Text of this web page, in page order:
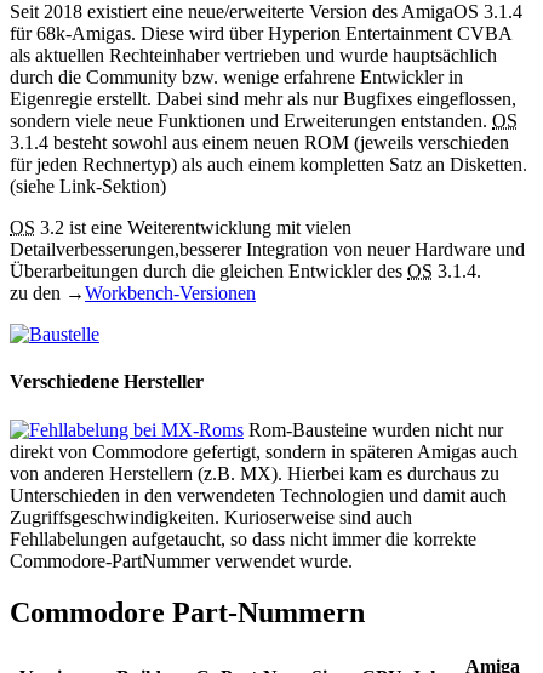
Seit 2018 existiert eine neue/erweiterte Version des AmigaOS 3.1.4
für 68k-Amigas. Diese wird über Hyperion Entertainment CVBA
als aktuellen Rechteinhaber vertrieben und wurde hauptsächlich
durch die Community bzw. wenige erfahrene Entwickler in
Eigenregie erstellt. Dabei sind mehr als nur Bugfixes eingeflossen,
sondern viele neue Funktionen und Erweiterungen entstanden. OS
3.1.4 besteht sowohl aus einem neuen ROM (jeweils verschieden
für jeden Rechnertyp) als auch einem kompletten Satz an Disketten.
(siehe Link-Sektion)
OS 3.2 ist eine Weiterentwicklung mit vielen
Detailverbesserungen,besserer Integration von neuer Hardware und
Überarbeitungen durch die gleichen Entwickler des OS 3.1.4.
zu den →Workbench-Versionen
Verschiedene Hersteller
Rom-Bausteine wurden nicht nur
direkt von Commodore gefertigt, sondern in späteren Amigas auch
von anderen Herstellern (z.B. MX). Hierbei kam es durchaus zu
Unterschieden in den verwendeten Technologien und damit auch
Zugriffsgeschwindigkeiten. Kurioserweise sind auch
Fehllabelungen aufgetaucht, so dass nicht immer die korrekte
Commodore-PartNummer verwendet wurde.
Commodore Part-Nummern
Amiga